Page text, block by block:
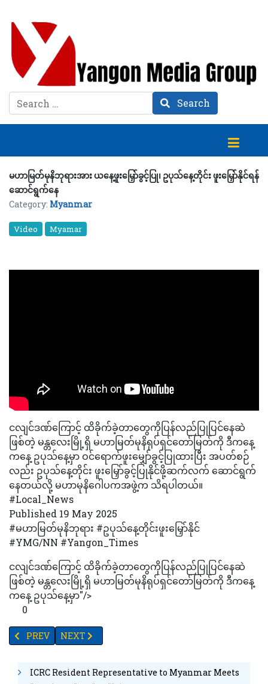
Search Search
မဟာမြတ်မုနိဘုရားအား ယနေ့ဖူးမြှော်ခွင့်ပြု၊ ဥပုသ်နေ့တိုင်း ဖူးမြှော်နိုင်ရန်
ဆောင်ရွက်နေ
Category: Myanmar
Video Myamar
ငလျင်ဒဏ်ကြောင့် ထိခိုက်ခဲ့တာတွေကိုပြန်လည်ပြုပြင်နေဆဲ
ဖြစ်တဲ့ မန္တလေးမြို့ရှိ မဟာမြတ်မုနိရုပ်ရှင်တော်မြတ်ကို ဒီကနေ့
ကနေ့ ဥပုသ်နေ့မှာ ဝင်ရောက်ဖူးမျှော်ခွင့်ပြုထားပြီး အပတ်စဉ်
လည်း ဥပုသ်နေ့တိုင်း ဖူးမြှော်ခွင့်ပြုနိုင်ဖို့ဆက်လက် ဆောင်ရွက်
နေတယ်လို့ မဟာမုနိဂေါပကအဖွဲ့က သိရပါတယ်။
#Local_News
Published 19 May 2025
#မဟာမြတ်မုနိဘုရား #ဥပုသ်နေ့တိုင်းဖူးမြှော်နိုင်
#YMG/NN #Yangon_Times
ငလျင်ဒဏ်ကြောင့် ထိခိုက်ခဲ့တာတွေကိုပြန်လည်ပြုပြင်နေဆဲ
ဖြစ်တဲ့ မန္တလေးမြို့ရှိ မဟာမြတ်မုနိရုပ်ရှင်တော်မြတ်ကို ဒီကနေ့
ကနေ့ ဥပုသ်နေ့မှာ"/>
0
PREVIOUS ARTICLE: ငါးလနီးပါးအတွင်း စားအုန်းဆီ ၇၅၅ကျပ်အထိ
PREV NEXT ARTICLE: ပထမအကြိမ် အာဆီယံဒူးရင်းပွဲတော်တွင်
NEXT
ICRC Resident Representative to Myanmar Meets